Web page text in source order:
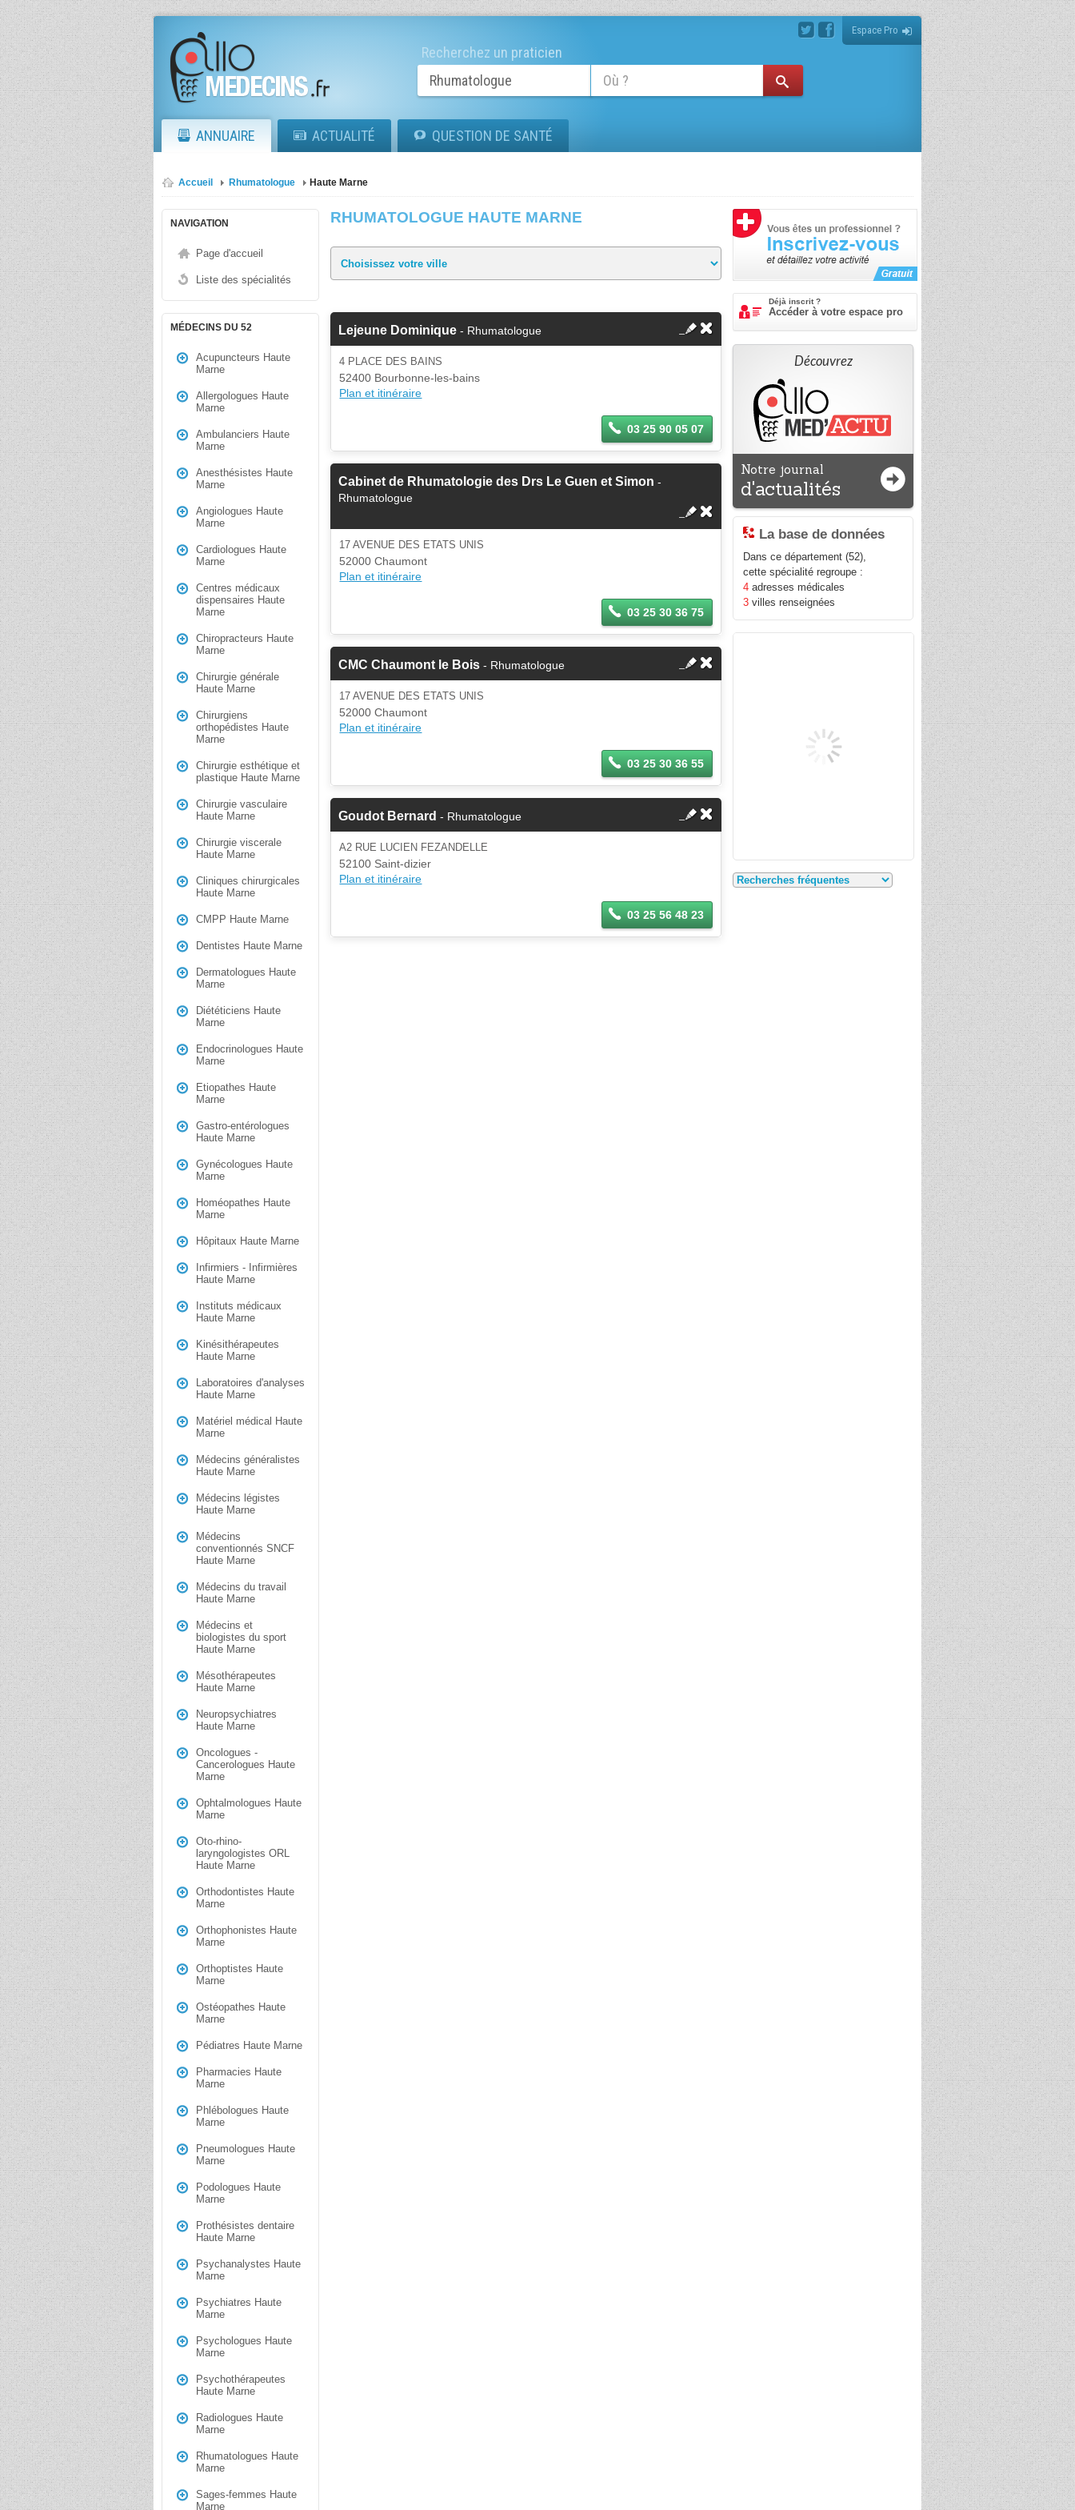
Espace Pro
Recherchez un praticien
ANNUAIRE ACTUALITÉ QUESTION DE SANTÉ
Accueil Rhumatologue Haute Marne
NAVIGATION
Page d'accueil
Liste des spécialités
MÉDECINS DU 52
Acupuncteurs Haute
Marne
Allergologues Haute
Marne
Ambulanciers Haute
Marne
Anesthésistes Haute
Marne
Angiologues Haute
Marne
Cardiologues Haute
Marne
Centres médicaux
dispensaires Haute
Marne
Chiropracteurs Haute
Marne
Chirurgie générale
Haute Marne
Chirurgiens
orthopédistes Haute
Marne
Chirurgie esthétique et
plastique Haute Marne
Chirurgie vasculaire
Haute Marne
Chirurgie viscerale
Haute Marne
Cliniques chirurgicales
Haute Marne
CMPP Haute Marne
Dentistes Haute Marne
Dermatologues Haute
Marne
Diététiciens Haute
Marne
Endocrinologues Haute
Marne
Etiopathes Haute
Marne
Gastro-entérologues
Haute Marne
Gynécologues Haute
Marne
Homéopathes Haute
Marne
Hôpitaux Haute Marne
Infirmiers - Infirmières
Haute Marne
Instituts médicaux
Haute Marne
Kinésithérapeutes
Haute Marne
Laboratoires d'analyses
Haute Marne
Matériel médical Haute
Marne
Médecins généralistes
Haute Marne
Médecins légistes
Haute Marne
Médecins
conventionnés SNCF
Haute Marne
Médecins du travail
Haute Marne
Médecins et
biologistes du sport
Haute Marne
Mésothérapeutes
Haute Marne
Neuropsychiatres
Haute Marne
Oncologues -
Cancerologues Haute
Marne
Ophtalmologues Haute
Marne
Oto-rhino-
laryngologistes ORL
Haute Marne
Orthodontistes Haute
Marne
Orthophonistes Haute
Marne
Orthoptistes Haute
Marne
Ostéopathes Haute
Marne
Pédiatres Haute Marne
Pharmacies Haute
Marne
Phlébologues Haute
Marne
Pneumologues Haute
Marne
Podologues Haute
Marne
Prothésistes dentaire
Haute Marne
Psychanalystes Haute
Marne
Psychiatres Haute
Marne
Psychologues Haute
Marne
Psychothérapeutes
Haute Marne
Radiologues Haute
Marne
Rhumatologues Haute
Marne
Sages-femmes Haute
Marne
RHUMATOLOGUE HAUTE MARNE
Lejeune Dominique - Rhumatologue
4 PLACE DES BAINS
52400 Bourbonne-les-bains
Plan et itinéraire
03 25 90 05 07
Cabinet de Rhumatologie des Drs Le Guen et Simon -
Rhumatologue
17 AVENUE DES ETATS UNIS
52000 Chaumont
Plan et itinéraire
03 25 30 36 75
CMC Chaumont le Bois - Rhumatologue
17 AVENUE DES ETATS UNIS
52000 Chaumont
Plan et itinéraire
03 25 30 36 55
Goudot Bernard - Rhumatologue
A2 RUE LUCIEN FEZANDELLE
52100 Saint-dizier
Plan et itinéraire
03 25 56 48 23
Déjà inscrit ?
Accéder à votre espace pro
Découvrez
Notre journal
d'actualités
La base de données
Dans ce département (52),
cette spécialité regroupe :
4 adresses médicales
3 villes renseignées